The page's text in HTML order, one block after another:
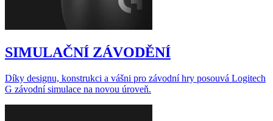
SIMULAČNÍ ZÁVODĚNÍ
Díky designu, konstrukci a vášni pro závodní hry posouvá Logitech
G závodní simulace na novou úroveň.